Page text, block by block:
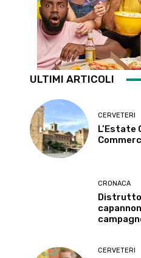
ULTIMI ARTICOLI
CERVETERI
L’Estate
CRONACA
Distrutto
CERVETERI